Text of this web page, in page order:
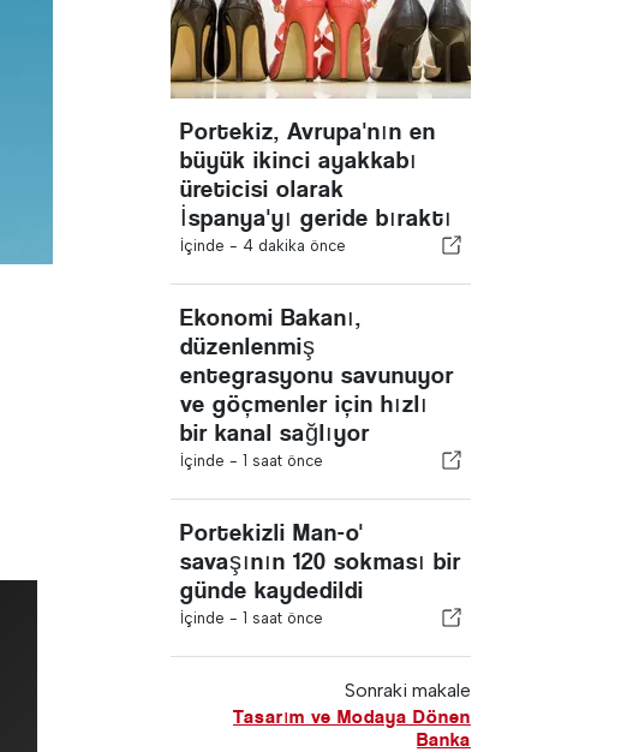
Portekiz, Avrupa'nın en
büyük ikinci ayakkabı
üreticisi olarak
İspanya'yı geride bıraktı
İçinde - 4 dakika önce
Ekonomi Bakanı,
düzenlenmiş
entegrasyonu savunuyor
ve göçmenler için hızlı
bir kanal sağlıyor
İçinde - 1 saat önce
Portekizli Man-o'
savaşının 120 sokması bir
günde kaydedildi
İçinde - 1 saat önce
Sonraki makale
Tasarım ve Modaya Dönen
Banka